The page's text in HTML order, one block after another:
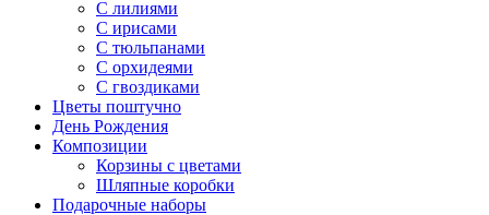
С лилиями
С ирисами
С тюльпанами
С орхидеями
С гвоздиками
Цветы поштучно
День Рождения
Композиции
Корзины с цветами
Шляпные коробки
Подарочные наборы